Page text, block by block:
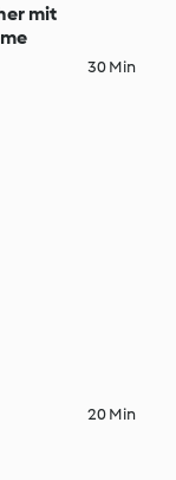
mit
30 Min
20 Min